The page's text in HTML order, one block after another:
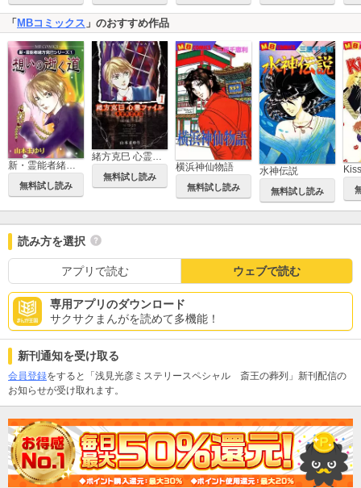
「MBコミックス 」のおすすめ作品
新・霊能者緒方克巳シリーズ
無料試し読み
無料試し読み
横浜神仙物語
無料試し読み
水神伝説
無料試し読み
読み方を選択
アプリで読む ウェブで読む
専用アプリのダウンロード
サクサクまんがを読めて多機能！
新刊通知を受け取る
会員登録をすると「浅見光彦ミステリースペシャル 斎王の葬列」新刊配信の
お知らせが受け取れます。